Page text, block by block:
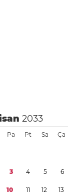
2033
Pa Pt Sa Ça
3 4 5 6
10 11 12 13